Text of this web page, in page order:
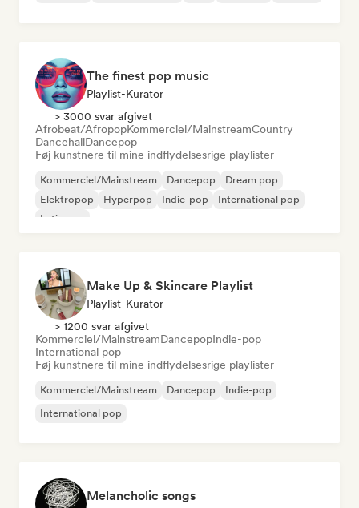
The finest pop music
Playlist-Kurator
> 3000 svar afgivet
Afrobeat/AfropopKommerciel/MainstreamCountry
DancehallDancepop
Føj kunstnere til mine indflydelsesrige playlister
Kommerciel/Mainstream Dancepop
Dream pop
Elektropop
Hyperpop Indie-pop
International pop
Latin pop
Make Up & Skincare Playlist
Playlist-Kurator
> 1200 svar afgivet
Kommerciel/MainstreamDancepopIndie-pop
International pop
Føj kunstnere til mine indflydelsesrige playlister
Kommerciel/Mainstream Dancepop
Indie-pop
International pop
Melancholic songs